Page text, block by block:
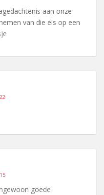
aan onze
van die eis op een
goede